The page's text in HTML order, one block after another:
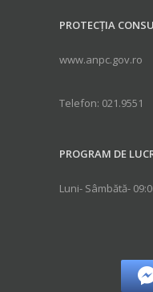
PROTECȚIA
www.anpc.gov.ro
Telefon: 021.9551
PROGRAM DE
Luni- Sâmbătă-